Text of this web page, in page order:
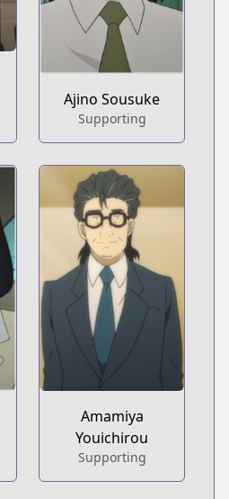
Ajino Sousuke
Supporting
Amamiya
Youichirou
Supporting